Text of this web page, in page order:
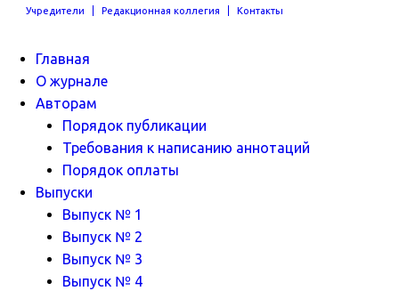
Учредители Редакционная коллегия Контакты
Главная
О журнале
Авторам
Порядок публикации
Требования к написанию аннотаций
Порядок оплаты
Выпуски
Выпуск № 1
Выпуск № 2
Выпуск № 3
Выпуск № 4